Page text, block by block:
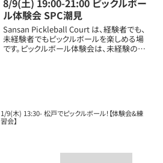
ル体験会 SPC潮見
Sansan Pickleball Court は、経験者でも、
未経験者でもピックルボールを楽しめる場
です。ピックルボール体験会は、未経験の方
1/9(木) 13:30- 松戸でピックルボール！【体験会&練
習会】